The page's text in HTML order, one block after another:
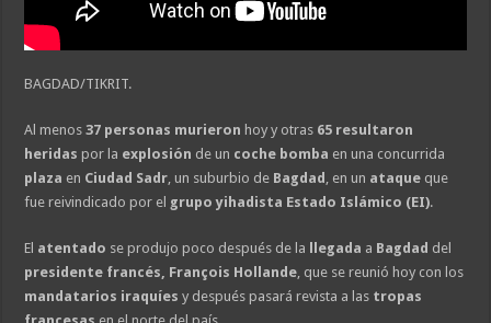
BAGDAD/TIKRIT.
Al menos37 personas murieron hoy y otras 65 resultaron
heridas por la explosión de un coche bomba en una concurrida
plaza en Ciudad Sadr , un suburbio de Bagdad , en un ataque que
fue reivindicado por el grupo yihadista Estado Islámico (EI).
El atentado se produjo poco después de la llegada a Bagdad del
presidente francés, François Hollande , que se reunió hoy con los
mandatarios iraquíes y después pasará revista a las tropas